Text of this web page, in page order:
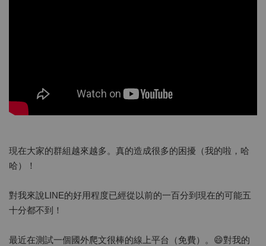
現在大家的群組越來越多。真的造成很多的困擾（我的啦，哈
哈）！
對我來說LINE的好用程度已經從以前的一百分到現在的可能五
十分都不到！
最近在測試一個國外爬文很棒的線上平台（免費）。😄對我的